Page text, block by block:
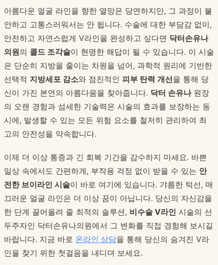
아름다운 얼굴 라인을 향한 열망은 당연하지만, 그 과정이 불
안하고 고통스러워서는 안 됩니다. 수술에 대한 부담감 없이,
안전하고 자연스럽게 V라인을 완성하고 싶다면 닥터손유나
의원의 콜드 조각술이 현명한 해답이 될 수 있습니다. 이 시술
은 단순히 지방을 줄이는 차원을 넘어, 과학적 원리에 기반한
선택적 지방세포 감소와 점진적인 피부 탄력 개선을 통해 당
신이 가진 본연의 아름다움을 찾아줍니다. 닥터 손유나원장
의 오랜 경험과 섬세한 기술력은 시술의 효과를 보장하는 동
시에, 발생할 수 있는 모든 위험 요소를 철저히 관리하여 최
고의 안전성을 약속합니다.
이제 더 이상 통증과 긴 회복 기간을 감수하지 마세요. 바쁜
일상 속에서도 간편하게, 부작용 걱정 없이 받을 수 있는 안
전한 브이라인 시술이 바로 여기에 있습니다. 갸름한 턱선, 매
끄러운 얼굴 라인은 더 이상 꿈이 아닙니다. 당신의 자신감을
한 단계 끌어올려 줄 최적의 솔루션, 비수술 V라인 시술의 선
두주자인 닥터손유나의원에서 그 변화를 직접 경험해 보시길
바랍니다. 지금 바로 온라인 상담을 통해 당신의 숨겨진 V라
인을 찾기 위한 첫걸음을 내디뎌 보세요.